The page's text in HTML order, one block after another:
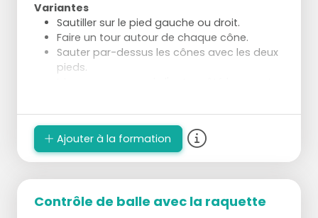
Variantes
Sautiller sur le pied gauche ou droit.
Faire un tour autour de chaque cône.
Sauter par-dessus les cônes avec les deux
pieds.
Ajouter à la formation
Contrôle de balle avec la raquette